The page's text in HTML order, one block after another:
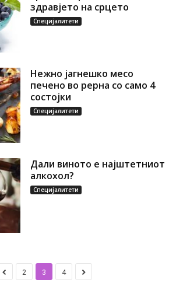
здравјето на срцето
Специјалитети
Нежно јагнешко месо
печено во рерна со само 4
состојки
Специјалитети
Дали виното е најштетниот
алкохол?
Специјалитети
2 3 4